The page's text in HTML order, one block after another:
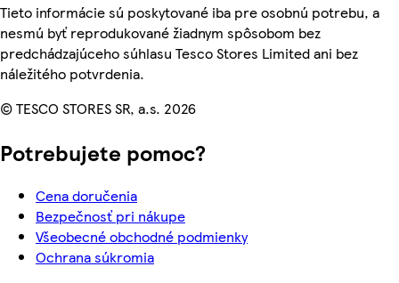
Tieto informácie sú poskytované iba pre osobnú potrebu, a
nesmú byť reprodukované žiadnym spôsobom bez
predchádzajúceho súhlasu Tesco Stores Limited ani bez
náležitého potvrdenia.
© TESCO STORES SR, a.s. 2026
Potrebujete pomoc?
Cena doručenia
Bezpečnosť pri nákupe
Všeobecné obchodné podmienky
Ochrana súkromia